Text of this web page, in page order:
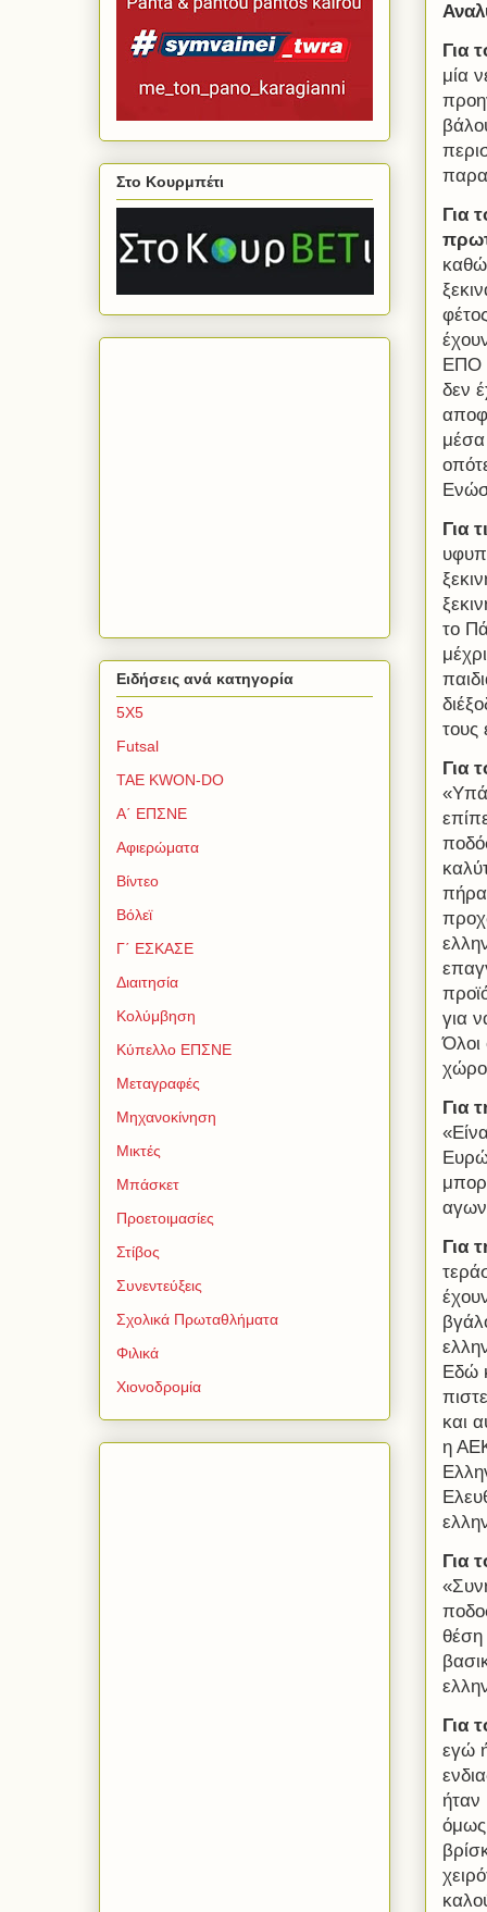
Για
μία
Για
ΕΠΟ
δεν
μέσα
Για
το
τους
Για
για
Όλοι
Για
Για
Εδώ
και
η
Για
θέση
Για
εγώ
ήταν
όμως
Στο Κουρμπέτι
Ειδήσεις ανά κατηγορία
5Χ5
Futsal
TAE KWON-DO
Α΄ ΕΠΣΝΕ
Αφιερώματα
Βίντεο
Βόλεϊ
Γ΄ ΕΣΚΑΣΕ
Διαιτησία
Κολύμβηση
Κύπελλο ΕΠΣΝΕ
Μεταγραφές
Μηχανοκίνηση
Μικτές
Μπάσκετ
Προετοιμασίες
Στίβος
Συνεντεύξεις
Σχολικά Πρωταθλήματα
Φιλικά
Χιονοδρομία